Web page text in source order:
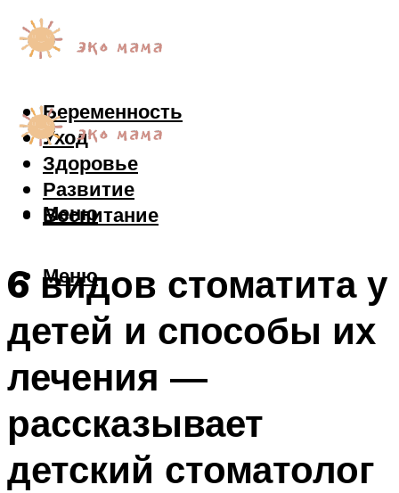
Беременность
Уход
Здоровье
Развитие
Воспитание
Меню
Меню
6 видов стоматита у
детей и способы их
лечения —
рассказывает
детский стоматолог